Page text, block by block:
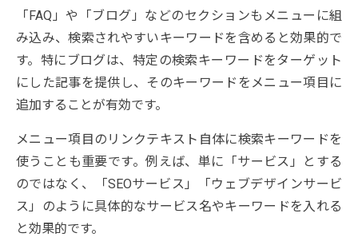
「FAQ」や「ブログ」などのセクションもメニューに組
み込み、検索されやすいキーワードを含めると効果的で
す。特にブログは、特定の検索キーワードをターゲット
にした記事を提供し、そのキーワードをメニュー項目に
追加することが有効です。
メニュー項目のリンクテキスト自体に検索キーワードを
使うことも重要です。例えば、単に「サービス」とする
のではなく、「SEOサービス」「ウェブデザインサービ
ス」のように具体的なサービス名やキーワードを入れる
と効果的です。